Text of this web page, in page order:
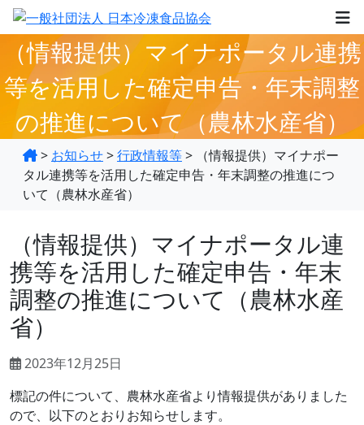
（情報提供）マイナポータル連携
等を活用した確定申告・年末調整
の推進について（農林水産省）
> お知らせ>行政情報等>
（情報提供）マイナポー
タル連携等を活用した確定申告・年末調整の推進につ
いて（農林水産省）
（情報提供）マイナポータル連
携等を活用した確定申告・年末
調整の推進について（農林水産
省）
2023年12月25日
標記の件について、農林水産省より情報提供がありました
ので、以下のとおりお知らせします。